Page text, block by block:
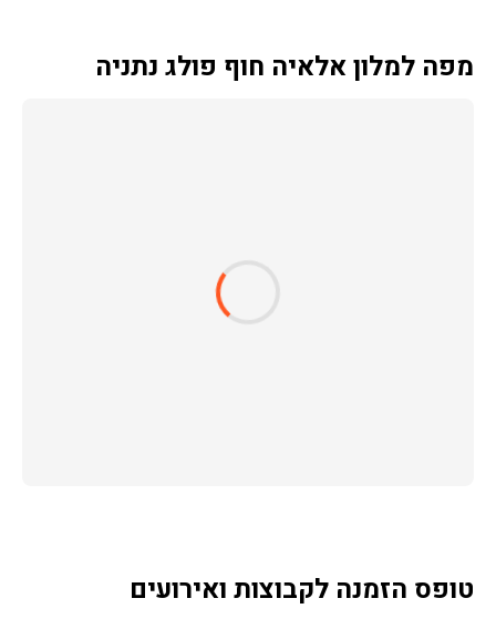
מפה למלון אלאיה חוף פולג נתניה
טופס הזמנה לקבוצות ואירועים